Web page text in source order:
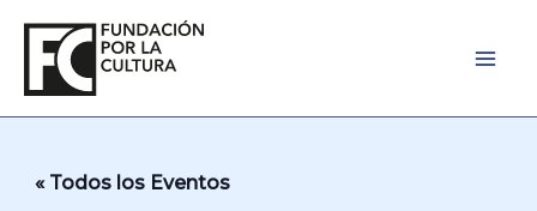
contenido
« Todos los Eventos